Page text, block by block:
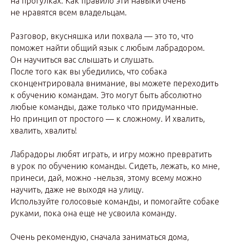
не нравятся всем владельцам.
Разговор, вкусняшка или похвала — это то, что
поможет найти общий язык с любым лабрадором.
Он научиться вас слышать и слушать.
После того как вы убедились, что собака
сконцентрировала внимание, вы можете переходить
к обучению командам. Это могут быть абсолютно
любые команды, даже только что придуманные.
Но принцип от простого — к сложному. И хвалить,
хвалить, хвалить!
Лабрадоры любят играть, и игру можно превратить
в урок по обучению команды. Сидеть, лежать, ко мне,
принеси, дай, можно -нельзя, этому всему можно
научить, даже не выходя на улицу.
Используйте голосовые команды, и помогайте собаке
руками, пока она еще не усвоила команду.
Очень рекомендую, сначала заниматься дома,